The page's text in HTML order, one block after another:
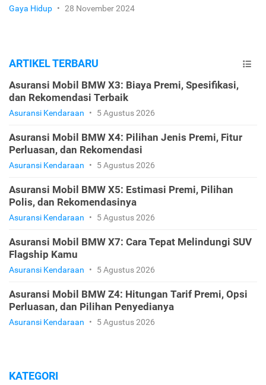
Gaya Hidup • 28 November 2024
ARTIKEL TERBARU
Asuransi Mobil BMW X3: Biaya Premi, Spesifikasi,
dan Rekomendasi Terbaik
Asuransi Kendaraan • 5 Agustus 2026
Asuransi Mobil BMW X4: Pilihan Jenis Premi, Fitur
Perluasan, dan Rekomendasi
Asuransi Kendaraan • 5 Agustus 2026
Asuransi Mobil BMW X5: Estimasi Premi, Pilihan
Polis, dan Rekomendasinya
Asuransi Kendaraan • 5 Agustus 2026
Asuransi Mobil BMW X7: Cara Tepat Melindungi SUV
Flagship Kamu
Asuransi Kendaraan • 5 Agustus 2026
Asuransi Mobil BMW Z4: Hitungan Tarif Premi, Opsi
Perluasan, dan Pilihan Penyedianya
Asuransi Kendaraan • 5 Agustus 2026
KATEGORI